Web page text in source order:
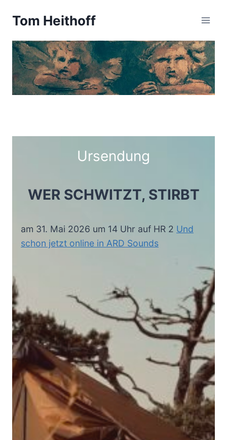
InhaltTom Heithoff
Ursendung
WER SCHWITZT, STIRBT
am 31. Mai 2026 um 14 Uhr auf HR 2 Und
schon jetzt online in ARD Sounds